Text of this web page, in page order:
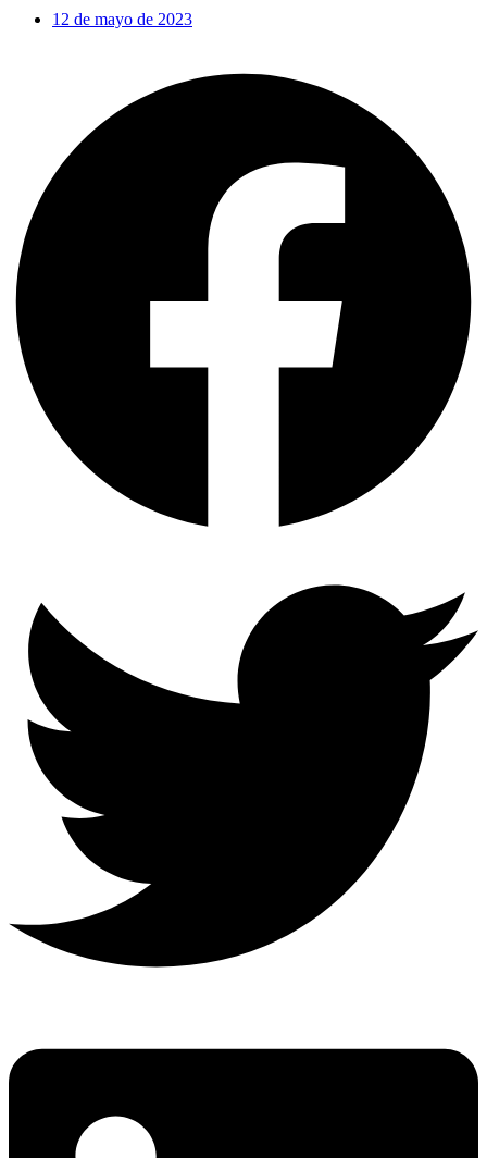
12 de mayo de 2023